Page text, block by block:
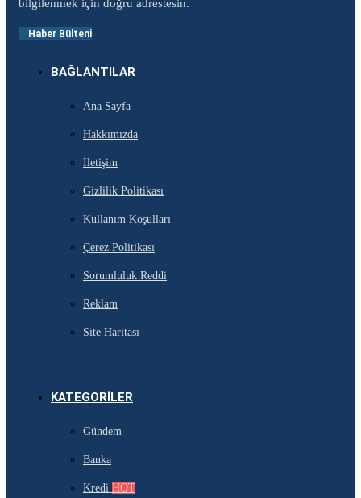
bilgilenmek için doğru adrestesin.
Haber Bülteni
BAĞLANTILAR
Ana Sayfa
Hakkımızda
İletişim
Gizlilik Politikası
Kullanım Koşulları
Çerez Politikası
Sorumluluk Reddi
Reklam
Site Haritası
KATEGORILER
Gündem
Banka
Kredi HOT